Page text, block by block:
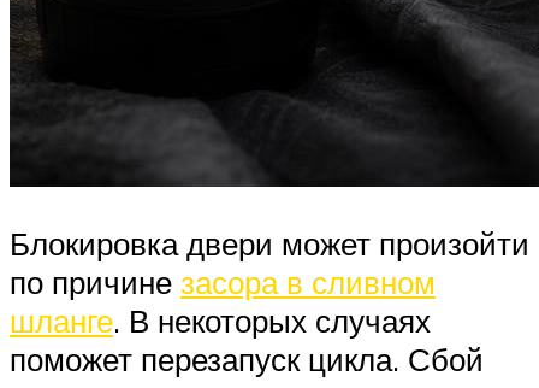
Блокировка двери может произойти
по причине засора в сливном
шланге. В некоторых случаях
поможет перезапуск цикла. Сбой